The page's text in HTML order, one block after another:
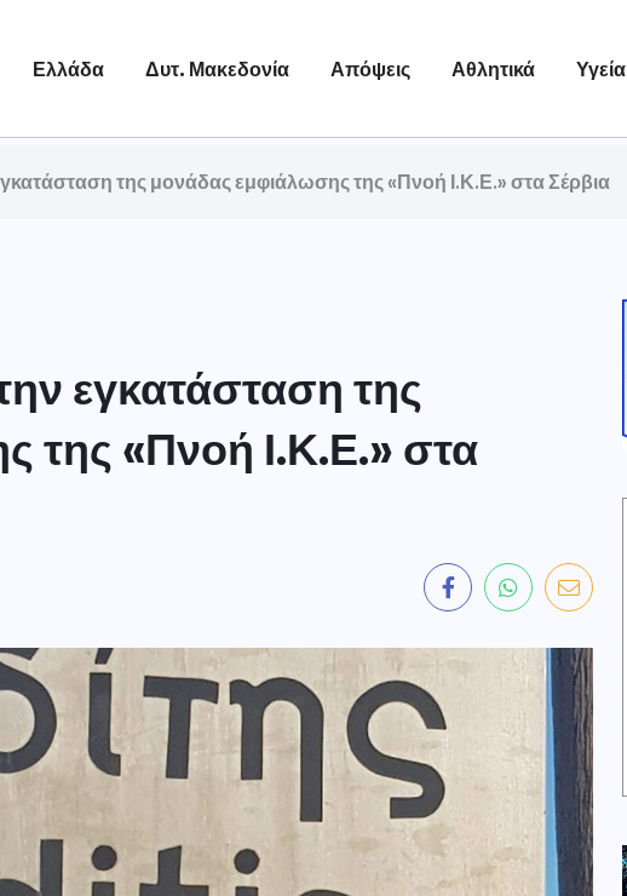
Ελλάδα Δυτ. Μακεδονία Απόψεις Αθλητικά Υγεία
της μονάδας εμφιάλωσης της «Πνοή Ι.Κ.Ε.» στα Σέρβια
εγκατάσταση της
της «Πνοή Ι.Κ.Ε.» στα